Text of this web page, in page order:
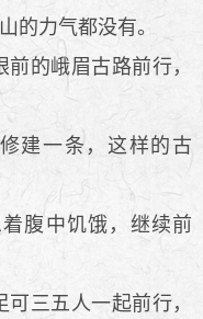
的力气都没有。
的峨眉古路前行，
建一条，这样的古
腹中饥饿，继续前
三五人一起前行，